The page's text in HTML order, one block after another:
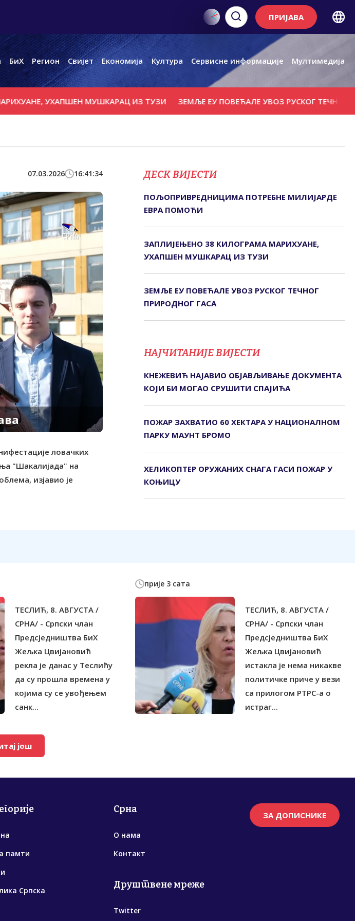
ПРИЈАВА
БиХ Регион Свијет Економија Култура Сервисне информације Мултимедија
УХАПШЕН МУШКАРАЦ ИЗ ТУЗИ ЗЕМЉЕ ЕУ ПОВЕЋАЛЕ УВОЗ РУСКОГ ТЕЧНОГ
07.03.2026 16:41:34
ловачких
"Шакалијада" на
изјавио је
ДЕСК ВИЈЕСТИ
ПОЉОПРИВРЕДНИЦИМА ПОТРЕБНЕ МИЛИЈАРДЕ
ЕВРА ПОМОЋИ
ЗАПЛИЈЕЊЕНО 38 КИЛОГРАМА МАРИХУАНЕ,
УХАПШЕН МУШКАРАЦ ИЗ ТУЗИ
ЗЕМЉЕ ЕУ ПОВЕЋАЛЕ УВОЗ РУСКОГ ТЕЧНОГ
ПРИРОДНОГ ГАСА
НАЈЧИТАНИЈЕ ВИЈЕСТИ
КНЕЖЕВИЋ НАЈАВИО ОБЈАВЉИВАЊЕ ДОКУМЕНТА
КОЈИ БИ МОГАО СРУШИТИ СПАЈИЋА
ПОЖАР ЗАХВАТИО 60 ХЕКТАРА У НАЦИОНАЛНОМ
ПАРКУ МАУНТ БРОМО
ХЕЛИКОПТЕР ОРУЖАНИХ СНАГА ГАСИ ПОЖАР У
КОЊИЦУ
ТЕСЛИЋ, 8. АВГУСТА /
СРНА/ - Српски члан
Предсједништва БиХ
Жељка Цвијановић
рекла је данас у Теслићу
да су прошла времена у
којима су се увођењем
санк...
прије 3 сата
ТЕСЛИЋ, 8. АВГУСТА /
СРНА/ - Српски члан
Предсједништва БиХ
Жељка Цвијановић
истакла је нема никакве
политичке приче у вези
са прилогом РТРС-а о
истраг...
још
памти
Српска
Срна
О нама
Контакт
Друштвене мреже
Twitter
ЗА ДОПИСНИКЕ